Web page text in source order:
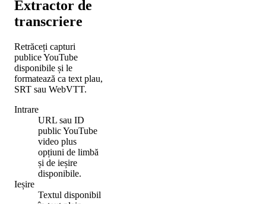
Extractor de
transcriere
Retrăceți capturi
publice YouTube
disponibile și le
formatează ca text plau,
SRT sau WebVTT.
Intrare
URL sau ID
public YouTube
video plus
opțiuni de limbă
și de ieșire
disponibile.
Ieșire
Textul disponibil